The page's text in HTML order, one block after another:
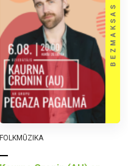
FOLKMŪZIKA